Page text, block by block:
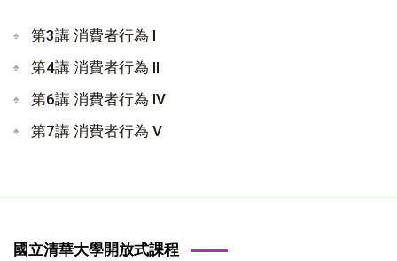
第3講 消費者行為 I
第4講 消費者行為 II
第6講 消費者行為 IV
第7講 消費者行為 V
國立清華大學開放式課程